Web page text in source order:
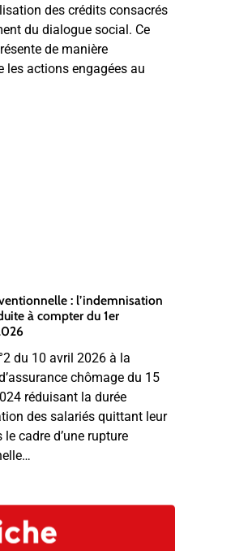
des crédits consacrés
du dialogue social. Ce
de manière
les actions engagées au
: l’indemnisation
à compter du 1er
du 10 avril 2026 à la
chômage du 15
réduisant la durée
des salariés quittant leur
cadre d’une rupture